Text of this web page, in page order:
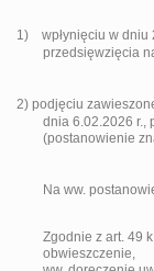
1)
wpłynięciu w dniu
przedsięwzięcia
2) podjęciu
dnia 6.02.2026 r.,
(postanowienie
Na ww.
Zgodnie z art. 49
obwieszczenie,